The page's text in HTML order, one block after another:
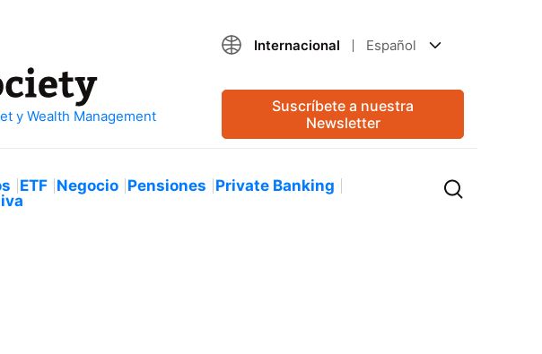
Internacional Español
Suscríbete a nuestra
Newsletter
ETF Negocio Pensiones Private Banking